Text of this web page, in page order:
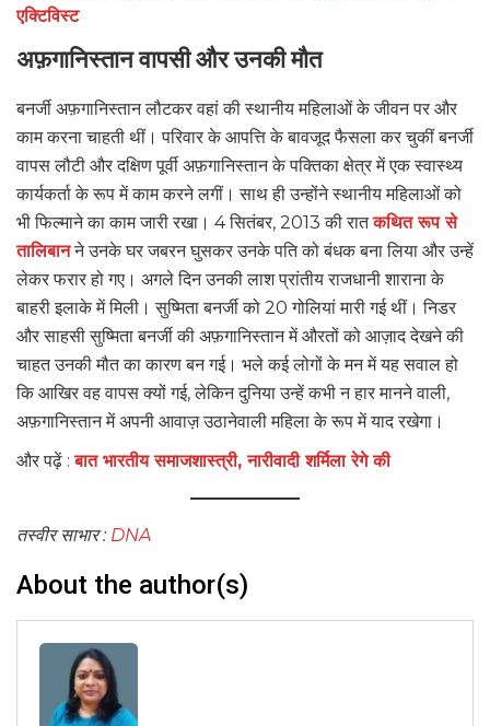
एक्टिविस्ट
अफ़गानिस्तान वापसी और उनकी मौत
बनर्जी अफ़गानिस्तान लौटकर वहां की स्थानीय महिलाओं के जीवन पर और
काम करना चाहती थीं। परिवार के आपत्ति के बावजूद फैसला कर चुकीं बनर्जी
वापस लौटी और दक्षिण पूर्वी अफ़गानिस्तान के पक्तिका क्षेत्र में एक स्वास्थ्य
कार्यकर्ता के रूप में काम करने लगीं। साथ ही उन्होंने स्थानीय महिलाओं को
भी फिल्माने का काम जारी रखा। 4 सितंबर, 2013 की रातकथित रूप से
तालिबानने उनके घर जबरन घुसकर उनके पति को बंधक बना लिया और उन्हें
लेकर फरार हो गए। अगले दिन उनकी लाश प्रांतीय राजधानी शाराना के
बाहरी इलाके में मिली। सुष्मिता बनर्जी को 20 गोलियां मारी गई थीं। निडर
और साहसी सुष्मिता बनर्जी की अफ़गानिस्तान में औरतों को आज़ाद देखने की
चाहत उनकी मौत का कारण बन गई। भले कई लोगों के मन में यह सवाल हो
कि आखिर वह वापस क्यों गई, लेकिन दुनिया उन्हें कभी न हार मानने वाली,
अफ़गानिस्तान में अपनी आवाज़ उठानेवाली महिला के रूप में याद रखेगा।
और पढ़ें :बात भारतीय समाजशास्त्री, नारीवादी शर्मिला रेगे की
तस्वीर साभार : DNA
About the author(s)